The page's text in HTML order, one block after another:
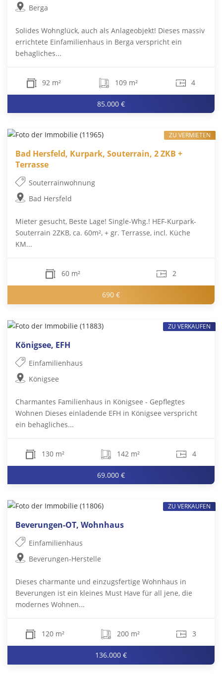
Berga
Solides Wohnglück, auch als Anlageobjekt! Dieses massiv
errichtete Einfamilienhaus in Berga verspricht ein
behagliches...
92 m² 109 m² 4
85.000 €
Bad Hersfeld, Kurpark, Souterrain, 2 ZKB +
Terrasse
Souterrainwohnung
Bad Hersfeld
Mieter gesucht, Beste Lage! Single-Whg.! HEF-Kurpark-
Souterrain 2ZKB, ca. 60m², + gr. Terrasse, incl. Küche
KM...
60 m² 2
690 €
ZU VERMIETEN
Königsee, EFH
Einfamilienhaus
Königsee
Charmantes Familienhaus in Königsee - Gepflegtes
Wohnen Dieses einladende EFH in Königsee verspricht
ein behagliches...
130 m² 142 m² 4
69.000 €
ZU VERKAUFEN
Beverungen-OT, Wohnhaus
Einfamilienhaus
Beverungen-Herstelle
Dieses charmante und einzugsfertige Wohnhaus in
Beverungen ist ein kleines Must Have für all jene, die
modernes Wohnen...
120 m² 200 m² 3
136.000 €
ZU VERKAUFEN